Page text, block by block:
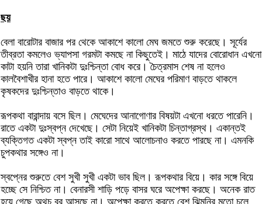
ছয়
বেলা বারোটার বাজার পর থেকে আকাশে কালো মেঘ জমতে শুরু করেছে। সূর্যের
তীব্রতা কমলেও ভ্যাপসা গরমটা কমছে না কিছুতেই। মাঠে যাদের বোরোধান এখনো
কাটা হয়নি তারা খানিকটা দুঃশ্চিন্তা বোধ করে। চৈত্রমাস শেষ না হলেও
কালবৈশাখীর হানা হতে পারে। আকাশে কালো মেঘের পরিমাণ বাড়তে থাকলে
কৃষকদের দুঃশ্চিন্তাও বাড়তে থাকে।
রূপকথা বারান্দায় বসে ছিল। মেঘেদের আনাগোণার বিষয়টা এখনো ধরতে পারেনি।
রাতে একটা দুঃস্বপ্ন দেখেছে। সেটা নিয়েই খানিকটা চিন্তাগ্রস্থ। একান্তই
ব্যক্তিগত একটা স্বপ্ন তাই কারো সাথে আলোচনাও করতে পারছে না। এমনকি
চুপকথার সঙ্গেও না।
স্বপ্নের শুরুতে বেশ সুখী সুখী একটা ভাব ছিল। রূপকথার বিয়ে। কার সঙ্গে বিয়ে
হচ্ছে সে নিশ্চিত না। বেনারসী শাড়ি পড়ে বাসর ঘরে অপেক্ষা করছে। অনেক রাত